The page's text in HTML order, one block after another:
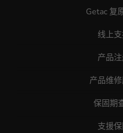
Getac 复
线上
产品
产品维
保固期
支援